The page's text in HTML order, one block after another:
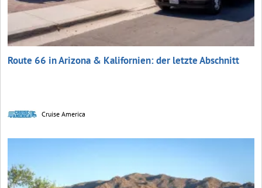
Route 66 in Arizona & Kalifornien: der letzte Abschnitt
Cruise America